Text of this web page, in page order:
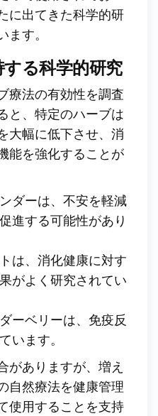
に出てきた科学的研
す。
る科学的研究
療法の有効性を調査
と、特定のハーブは
大幅に低下させ、消
能を強化することが
ダーは、不安を軽減
進する可能性があり
は、消化健康に対す
がよく研究されてい
ーベリーは、免疫反
います。
がありますが、増え
自然療法を健康管理
使用することを支持